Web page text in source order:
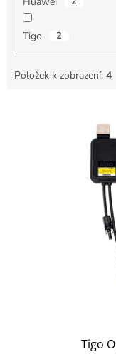
Tigo 2
Položek k zobrazení: 4
Tigo